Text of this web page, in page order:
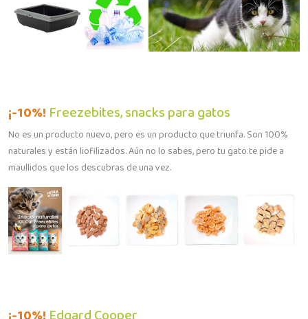
¡-10%! Freezebites, snacks para gatos
No es un producto nuevo, pero es un producto que triunfa. Son 100%
naturales y están liofilizados. Aún no lo sabes, pero tu gato te pide a
maullidos que los descubras de una vez.